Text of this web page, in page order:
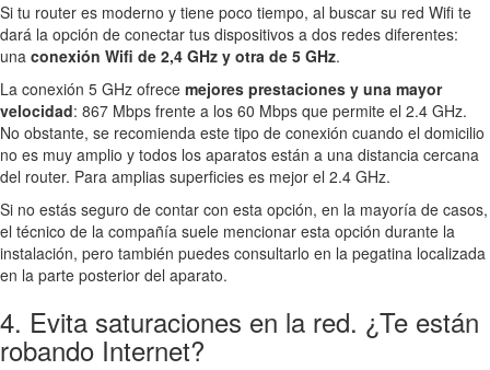
Si tu router es moderno y tiene poco tiempo, al buscar su red Wifi te
dará la opción de conectar tus dispositivos a dos redes diferentes:
una conexión Wifi de 2,4 GHz y otra de 5 GHz.
La conexión 5 GHz ofrece mejores prestaciones y una mayor
velocidad: 867 Mbps frente a los 60 Mbps que permite el 2.4 GHz.
No obstante, se recomienda este tipo de conexión cuando el domicilio
no es muy amplio y todos los aparatos están a una distancia cercana
del router. Para amplias superficies es mejor el 2.4 GHz.
Si no estás seguro de contar con esta opción, en la mayoría de casos,
el técnico de la compañía suele mencionar esta opción durante la
instalación, pero también puedes consultarlo en la pegatina localizada
en la parte posterior del aparato.
4. Evita saturaciones en la red. ¿Te están
robando Internet?